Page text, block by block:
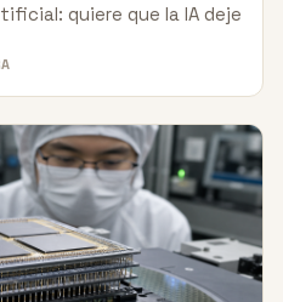
quiere que la IA deje